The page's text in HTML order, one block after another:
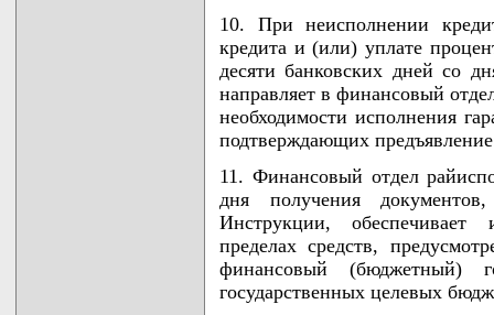
10. При неисполнении
кредита и (или) уплате
десяти банковских дней со
направляет в финансовый
необходимости исполнения
подтверждающих
11. Финансовый отдел
дня получения
Инструкции, обеспечивает
пределах средств,
финансовый
государственных целевых